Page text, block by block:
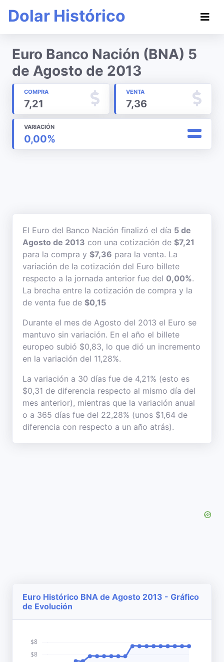
Dolar Histórico
Euro Banco Nación (BNA) 5
de Agosto de 2013
COMPRA
7,21
VENTA
7,36
VARIACIÓN
0,00%
El Euro del Banco Nación finalizó el día 5 de
Agosto de 2013 con una cotización de $7,21
para la compra y $7,36 para la venta. La
variación de la cotización del Euro billete
respecto a la jornada anterior fue del 0,00%.
La brecha entre la cotización de compra y la
de venta fue de $0,15
Durante el mes de Agosto del 2013 el Euro se
mantuvo sin variación. En el año el billete
europeo subió $0,83, lo que dió un incremento
en la variación del 11,28%.
La variación a 30 días fue de 4,21% (esto es
$0,31 de diferencia respecto al mismo día del
mes anterior), mientras que la variación anual
o a 365 días fue del 22,28% (unos $1,64 de
diferencia con respecto a un año atrás).
Euro Histórico BNA de Agosto 2013 - Gráfico
de Evolución